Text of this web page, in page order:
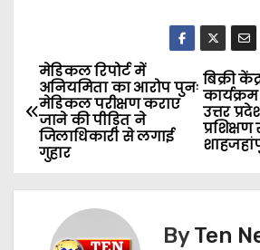
P
o
s
t
बिक्री
उत्तर
मेडिकल रिपोर्ट में
अनियमिता का आरोप पुनः
मेडिकल परीक्षण कराए
जाने की पीड़ित ने
जिलाधिकारी से लगाई
गुहार
ByTen